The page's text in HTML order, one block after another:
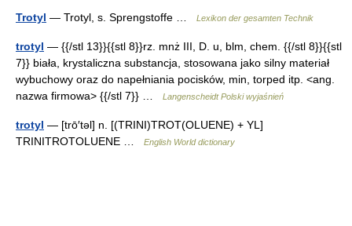
Trotyl — Trotyl, s. Sprengstoffe … Lexikon der gesamten Technik
trotyl — {{/stl 13}}{{stl 8}}rz. mnż III, D. u, blm, chem. {{/stl 8}}{{stl
7}} biała, krystaliczna substancja, stosowana jako silny materiał
wybuchowy oraz do napełniania pocisków, min, torped itp. <ang.
nazwa firmowa> {{/stl 7}} …
Langenscheidt Polski wyjaśnień
trotyl — [trō′təl] n. [(TRINI)TROT(OLUENE) + YL]
TRINITROTOLUENE …
English World dictionary